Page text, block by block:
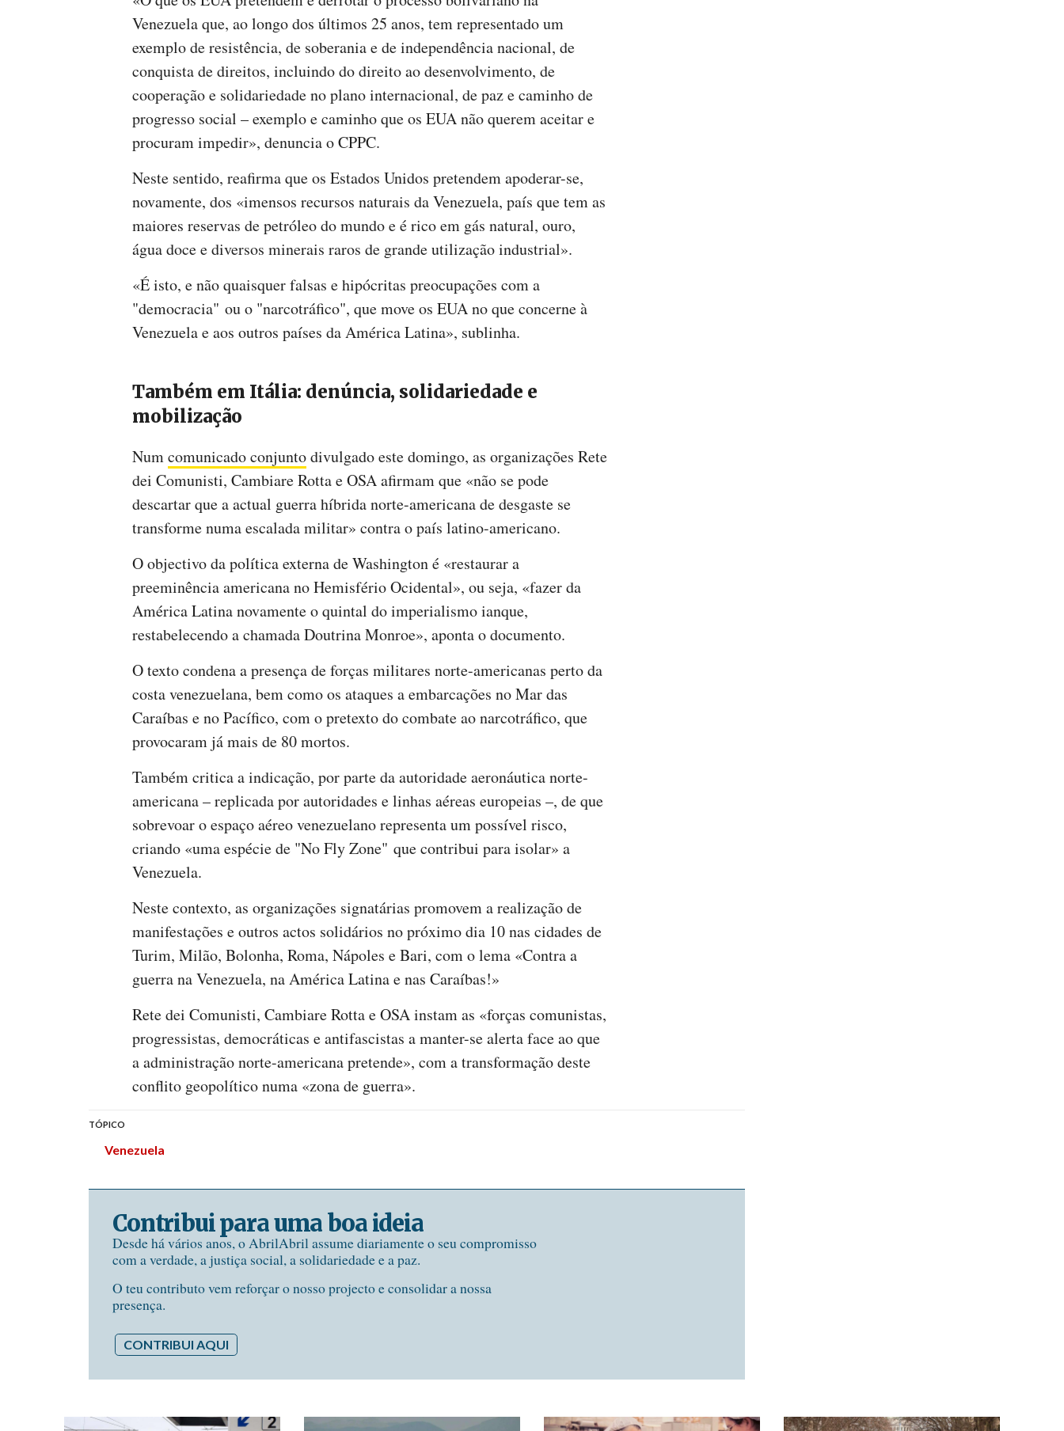
Venezuela que, ao longo dos últimos 25 anos, tem representado um
exemplo de resistência, de soberania e de independência nacional, de
conquista de direitos, incluindo do direito ao desenvolvimento, de
cooperação e solidariedade no plano internacional, de paz e caminho de
progresso social – exemplo e caminho que os EUA não querem aceitar e
procuram impedir», denuncia o CPPC.
Neste sentido, reafirma que os Estados Unidos pretendem apoderar-se,
novamente, dos «imensos recursos naturais da Venezuela, país que tem as
maiores reservas de petróleo do mundo e é rico em gás natural, ouro,
água doce e diversos minerais raros de grande utilização industrial».
«É isto, e não quaisquer falsas e hipócritas preocupações com a
"democracia" ou o "narcotráfico", que move os EUA no que concerne à
Venezuela e aos outros países da América Latina», sublinha.
Também em Itália: denúncia, solidariedade e
mobilização
Numcomunicado conjuntodivulgado este domingo, as organizações Rete
dei Comunisti, Cambiare Rotta e OSA afirmam que «não se pode
descartar que a actual guerra híbrida norte-americana de desgaste se
transforme numa escalada militar» contra o país latino-americano.
O objectivo da política externa de Washington é «restaurar a
preeminência americana no Hemisfério Ocidental», ou seja, «fazer da
América Latina novamente o quintal do imperialismo ianque,
restabelecendo a chamada Doutrina Monroe», aponta o documento.
O texto condena a presença de forças militares norte-americanas perto da
costa venezuelana, bem como os ataques a embarcações no Mar das
Caraíbas e no Pacífico, com o pretexto do combate ao narcotráfico, que
provocaram já mais de 80 mortos.
Também critica a indicação, por parte da autoridade aeronáutica norte-
americana – replicada por autoridades e linhas aéreas europeias –, de que
sobrevoar o espaço aéreo venezuelano representa um possível risco,
criando «uma espécie de "No Fly Zone" que contribui para isolar» a
Venezuela.
Neste contexto, as organizações signatárias promovem a realização de
manifestações e outros actos solidários no próximo dia 10 nas cidades de
Turim, Milão, Bolonha, Roma, Nápoles e Bari, com o lema «Contra a
guerra na Venezuela, na América Latina e nas Caraíbas!»
Rete dei Comunisti, Cambiare Rotta e OSA instam as «forças comunistas,
progressistas, democráticas e antifascistas a manter-se alerta face ao que
a administração norte-americana pretende», com a transformação deste
conflito geopolítico numa «zona de guerra».
TÓPICO
Venezuela
Contribui para uma boa ideia
Desde há vários anos, o AbrilAbril assume diariamente o seu compromisso
com a verdade, a justiça social, a solidariedade e a paz.
O teu contributo vem reforçar o nosso projecto e consolidar a nossa
presença.
CONTRIBUI AQUI